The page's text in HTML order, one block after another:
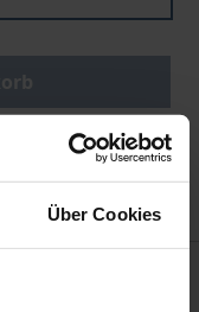
Über Cookies